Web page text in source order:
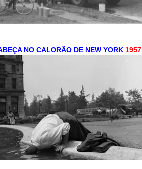
NO CALORÃO DE NEW YORK 1957